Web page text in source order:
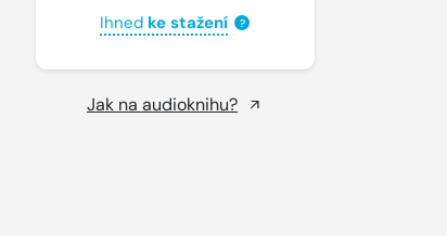
Ihned ke stažení ?
Jak na audioknihu?